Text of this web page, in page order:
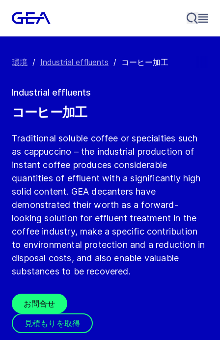
環境 / Industrial effluents / コーヒー加工
Industrial effluents
コーヒー加工
Traditional soluble coffee or specialties such
as cappuccino – the industrial production of
instant coffee produces considerable
quantities of effluent with a significantly high
solid content. GEA decanters have
demonstrated their worth as a forward-
looking solution for effluent treatment in the
coffee industry, make a specific contribution
to environmental protection and a reduction in
disposal costs, and also enable valuable
substances to be recovered.
お問合せ
見積もりを取得